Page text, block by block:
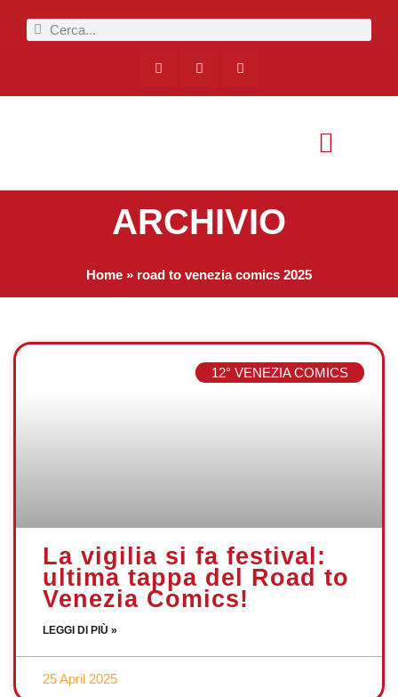
ARCHIVIO
Home » road to venezia comics 2025
12° VENEZIA COMICS
La vigilia si fa festival:
ultima tappa del Road to
Venezia Comics!
LEGGI DI PIÙ »
25 April 2025